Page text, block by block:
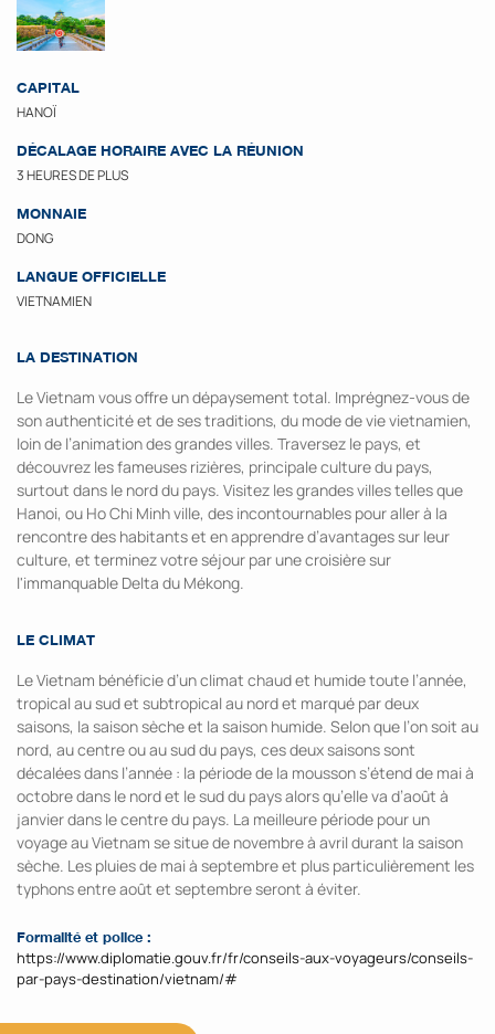
CAPITAL
HANOÏ
DÉCALAGE HORAIRE AVEC LA RÉUNION
3 HEURES DE PLUS
MONNAIE
DONG
LANGUE OFFICIELLE
VIETNAMIEN
LA DESTINATION
Le Vietnam vous offre un dépaysement total. Imprégnez-vous de
son authenticité et de ses traditions, du mode de vie vietnamien,
loin de l’animation des grandes villes. Traversez le pays, et
découvrez les fameuses rizières, principale culture du pays,
surtout dans le nord du pays. Visitez les grandes villes telles que
Hanoi, ou Ho Chi Minh ville, des incontournables pour aller à la
rencontre des habitants et en apprendre d’avantages sur leur
culture, et terminez votre séjour par une croisière sur
l'immanquable Delta du Mékong.
LE CLIMAT
Le Vietnam bénéficie d’un climat chaud et humide toute l’année,
tropical au sud et subtropical au nord et marqué par deux
saisons, la saison sèche et la saison humide. Selon que l’on soit au
nord, au centre ou au sud du pays, ces deux saisons sont
décalées dans l’année : la période de la mousson s’étend de mai à
octobre dans le nord et le sud du pays alors qu’elle va d’août à
janvier dans le centre du pays. La meilleure période pour un
voyage au Vietnam se situe de novembre à avril durant la saison
sèche. Les pluies de mai à septembre et plus particulièrement les
typhons entre août et septembre seront à éviter.
Formalité et police :
https://www.diplomatie.gouv.fr/fr/conseils-aux-voyageurs/conseils-
par-pays-destination/vietnam/#